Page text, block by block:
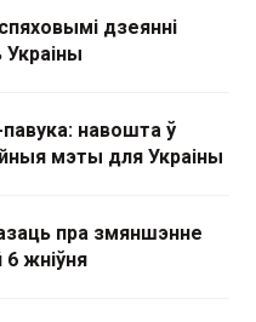
дзеянні
Украіны
навошта ў
мэты для Украіны
пра змяншэнне
6 жніўня